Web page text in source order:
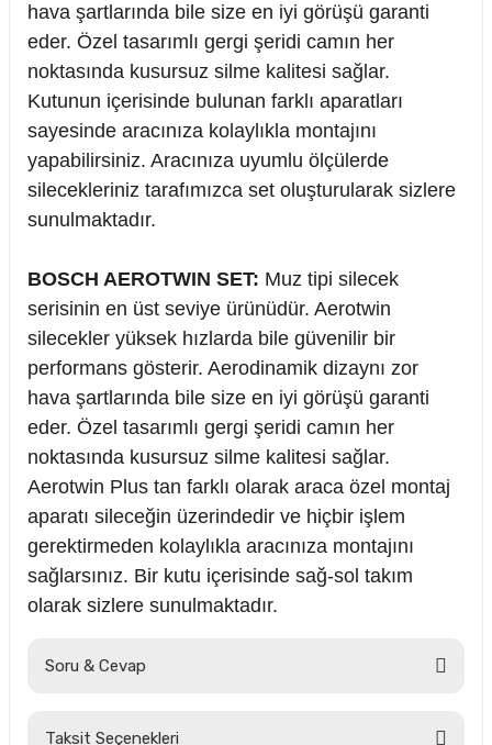
hava şartlarında bile size en iyi görüşü garanti
eder. Özel tasarımlı gergi şeridi camın her
noktasında kusursuz silme kalitesi sağlar.
Kutunun içerisinde bulunan farklı aparatları
sayesinde aracınıza kolaylıkla montajını
yapabilirsiniz. Aracınıza uyumlu ölçülerde
silecekleriniz tarafımızca set oluşturularak sizlere
sunulmaktadır.
BOSCH AEROTWIN SET: Muz tipi silecek
serisinin en üst seviye ürünüdür. Aerotwin
silecekler yüksek hızlarda bile güvenilir bir
performans gösterir. Aerodinamik dizaynı zor
hava şartlarında bile size en iyi görüşü garanti
eder. Özel tasarımlı gergi şeridi camın her
noktasında kusursuz silme kalitesi sağlar.
Aerotwin Plus tan farklı olarak araca özel montaj
aparatı sileceğin üzerindedir ve hiçbir işlem
gerektirmeden kolaylıkla aracınıza montajını
sağlarsınız. Bir kutu içerisinde sağ-sol takım
olarak sizlere sunulmaktadır.
Soru & Cevap
Taksit Seçenekleri